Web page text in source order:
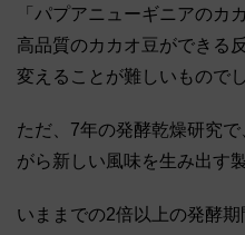
「パプアニューギニアのカ
高品質のカカオ豆ができる
変えることが難しいものでし
ただ、7年の発酵乾燥研究
がら新しい風味を生み出す
いままでの2倍以上の発酵